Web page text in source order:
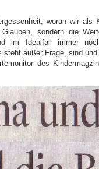
woran wir als
sondern die
im Idealfall immer
steht außer Frage, sind
des